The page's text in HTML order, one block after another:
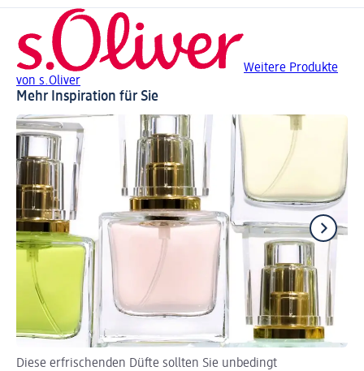
Weitere Produkte
von s.Oliver
Mehr Inspiration für Sie
Diese erfrischenden Düfte sollten Sie unbedingt